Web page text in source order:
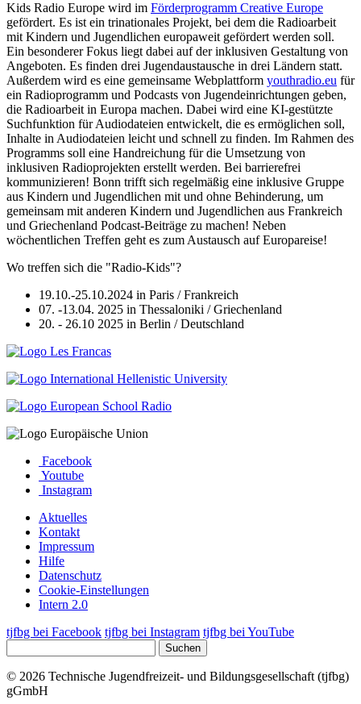
Kids Radio Europe wird im Förderprogramm Creative Europe
gefördert. Es ist ein trinationales Projekt, bei dem die Radioarbeit
mit Kindern und Jugendlichen europaweit gefördert werden soll.
Ein besonderer Fokus liegt dabei auf der inklusiven Gestaltung von
Angeboten. Es finden drei Jugendaustausche in drei Ländern statt.
Außerdem wird es eine gemeinsame Webplattform youthradio.eu für
ein Radioprogramm und Podcasts von Jugendeinrichtungen geben,
die Radioarbeit in Europa machen. Dabei wird eine KI-gestützte
Suchfunktion für Audiodateien entwickelt, die es ermöglichen soll,
Inhalte in Audiodateien leicht und schnell zu finden. Im Rahmen des
Programms soll eine Handreichung für die Umsetzung von
inklusiven Radioprojekten erstellt werden. Bei barrierefrei
kommunizieren! Bonn trifft sich regelmäßig eine inklusive Gruppe
aus Kindern und Jugendlichen mit und ohne Behinderung, um
gemeinsam mit anderen Kindern und Jugendlichen aus Frankreich
und Griechenland Podcast-Beiträge zu machen! Neben
wöchentlichen Treffen geht es zum Austausch auf Europareise!
Wo treffen sich die "Radio-Kids"?
19.10.-25.10.2024 in Paris / Frankreich
07. -13.04. 2025 in Thessaloniki / Griechenland
20. - 26.10 2025 in Berlin / Deutschland
Facebook
Youtube
Instagram
Aktuelles
Kontakt
Impressum
Hilfe
Datenschutz
Cookie-Einstellungen
Intern 2.0
tjfbg bei Facebook tjfbg bei Instagram tjfbg bei YouTube
Suchen
© 2026 Technische Jugendfreizeit- und Bildungsgesellschaft (tjfbg)
gGmbH